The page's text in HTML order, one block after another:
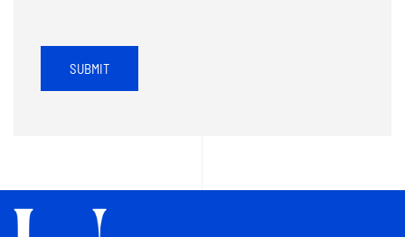
SUBMIT